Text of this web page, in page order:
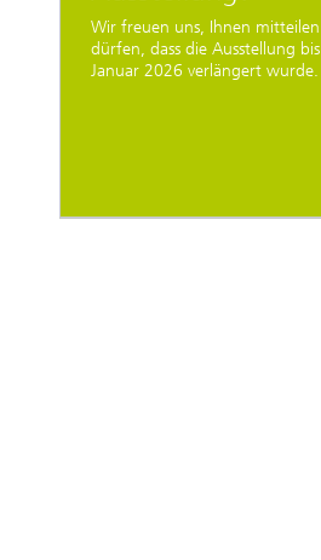
Wir freuen uns, Ihnen
dürfen, dass die Ausstellung
Januar 2026 verlängert wurde.